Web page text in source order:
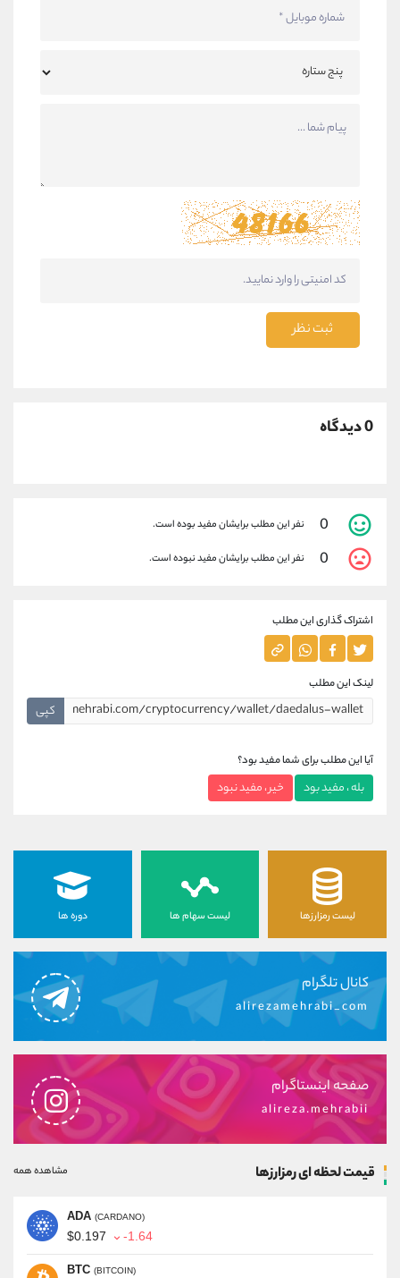
ثبت نظر
0 دیدگاه
0 نفر این مطلب برایشان مفید بوده است.
0 نفر این مطلب برایشان مفید نبوده است.
اشتراک گذاری این مطلب
لینک این مطلب
کپی
آیا این مطلب برای شما مفید بود؟
بله ، مفید بود خیر ، مفید نبود
لیست رمزارزها لیست سهام ها دوره ها
کانال تلگرام
alirezamehrabi_com
صفحه اینستاگرام
alireza.mehrabii
قیمت لحظه ای رمزارزها مشاهده همه
ADA (CARDANO)
$0.197 -1.64
BTC (BITCOIN)